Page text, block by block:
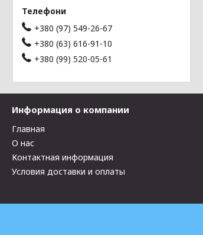
+380 (97) 549-26-67
+380 (63) 616-91-10
+380 (99) 520-05-61
Информация о компании
Главная
О нас
Контактная информация
Условия доставки и оплаты